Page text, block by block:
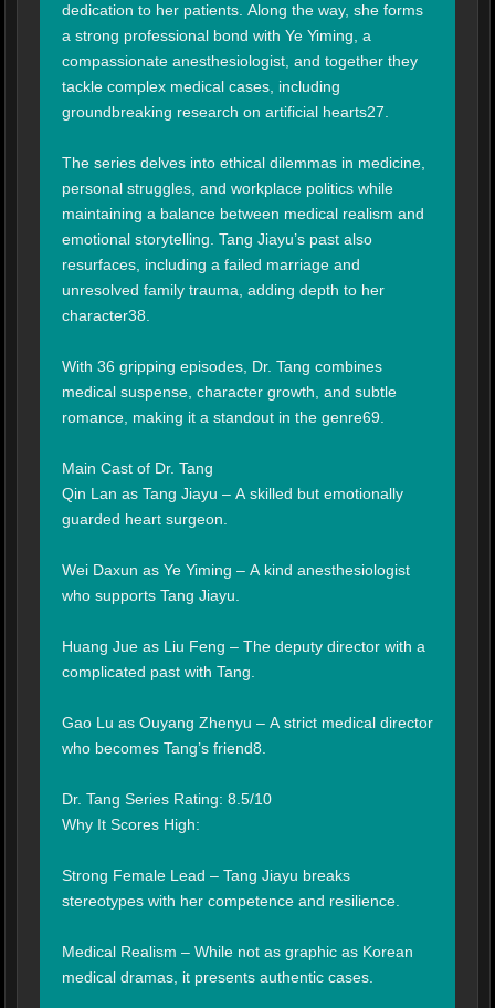
dedication to her patients. Along the way, she forms
a strong professional bond with Ye Yiming, a
compassionate anesthesiologist, and together they
tackle complex medical cases, including
groundbreaking research on artificial hearts27.
The series delves into ethical dilemmas in medicine,
personal struggles, and workplace politics while
maintaining a balance between medical realism and
emotional storytelling. Tang Jiayu’s past also
resurfaces, including a failed marriage and
unresolved family trauma, adding depth to her
character38.
With 36 gripping episodes, Dr. Tang combines
medical suspense, character growth, and subtle
romance, making it a standout in the genre69.
Main Cast of Dr. Tang
Qin Lan as Tang Jiayu – A skilled but emotionally
guarded heart surgeon.
Wei Daxun as Ye Yiming – A kind anesthesiologist
who supports Tang Jiayu.
Huang Jue as Liu Feng – The deputy director with a
complicated past with Tang.
Gao Lu as Ouyang Zhenyu – A strict medical director
who becomes Tang’s friend8.
Dr. Tang Series Rating: 8.5/10
Why It Scores High:
Strong Female Lead – Tang Jiayu breaks
stereotypes with her competence and resilience.
Medical Realism – While not as graphic as Korean
medical dramas, it presents authentic cases.